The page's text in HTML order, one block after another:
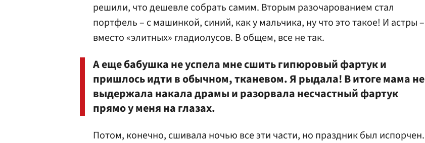
решили, что дешевле собрать самим. Вторым разочарованием стал
портфель – с машинкой, синий, как у мальчика, ну что это такое! И астры –
вместо «элитных» гладиолусов. В общем, все не так.
А еще бабушка не успела мне сшить гипюровый фартук и
пришлось идти в обычном, тканевом. Я рыдала! В итоге мама не
выдержала накала драмы и разорвала несчастный фартук
прямо у меня на глазах.
Потом, конечно, сшивала ночью все эти части, но праздник был испорчен.